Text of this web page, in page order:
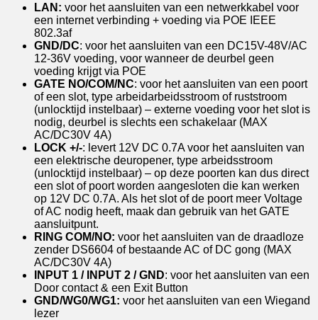
LAN: voor het aansluiten van een netwerkkabel voor
een internet verbinding + voeding via POE IEEE
802.3af
GND/DC: voor het aansluiten van een DC15V-48V/AC
12-36V voeding, voor wanneer de deurbel geen
voeding krijgt via POE
GATE NO/COM/NC: voor het aansluiten van een poort
of een slot, type arbeidarbeidsstroom of ruststroom
(unlocktijd instelbaar) – externe voeding voor het slot is
nodig, deurbel is slechts een schakelaar (MAX
AC/DC30V 4A)
LOCK +/-: levert 12V DC 0.7A voor het aansluiten van
een elektrische deuropener, type arbeidsstroom
(unlocktijd instelbaar) – op deze poorten kan dus direct
een slot of poort worden aangesloten die kan werken
op 12V DC 0.7A. Als het slot of de poort meer Voltage
of AC nodig heeft, maak dan gebruik van het GATE
aansluitpunt.
RING COM/NO: voor het aansluiten van de draadloze
zender DS6604 of bestaande AC of DC gong (MAX
AC/DC30V 4A)
INPUT 1 / INPUT 2 / GND: voor het aansluiten van een
Door contact & een Exit Button
GND/WG0/WG1: voor het aansluiten van een Wiegand
lezer